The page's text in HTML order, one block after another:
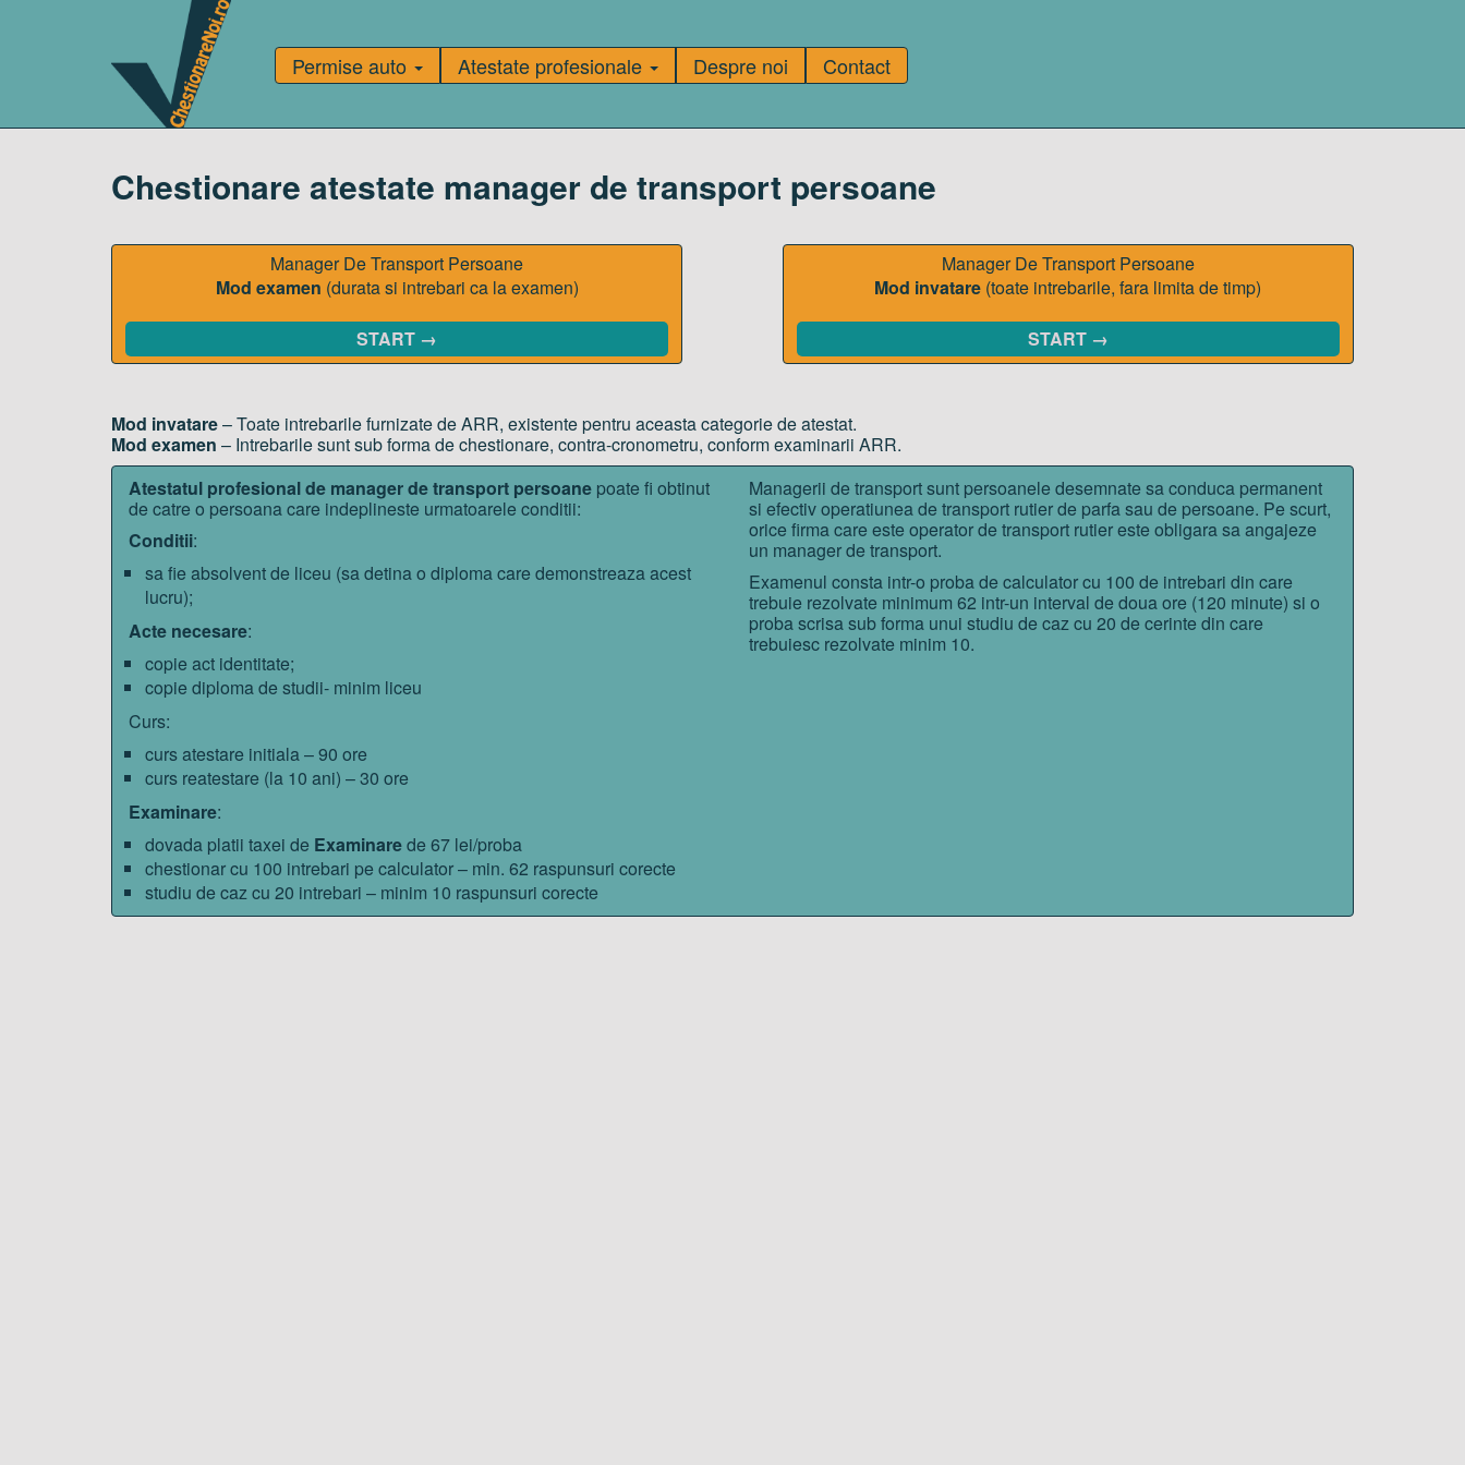
Permise auto Atestate profesionale Despre noi Contact
Chestionare atestate manager de transport persoane
Manager De Transport Persoane
Mod examen (durata si intrebari ca la examen)
START →
Manager De Transport Persoane
Mod invatare (toate intrebarile, fara limita de timp)
START →
Mod invatare– Toate intrebarile furnizate de ARR, existente pentru aceasta categorie de atestat.
Mod examen – Intrebarile sunt sub forma de chestionare, contra-cronometru, conform examinarii ARR.
Atestatul profesional de manager de transport persoane poate fi obtinut
de catre o persoana care indeplineste urmatoarele conditii:
Conditii:
sa fie absolvent de liceu (sa detina o diploma care demonstreaza acest
lucru);
Acte necesare:
copie act identitate;
copie diploma de studii- minim liceu
Curs:
curs atestare initiala – 90 ore
curs reatestare (la 10 ani) – 30 ore
Examinare:
dovada platii taxei de Examinarede 67 lei/proba
chestionar cu 100 intrebari pe calculator – min. 62 raspunsuri corecte
studiu de caz cu 20 intrebari – minim 10 raspunsuri corecte
Managerii de transport sunt persoanele desemnate sa conduca permanent
si efectiv operatiunea de transport rutier de parfa sau de persoane. Pe scurt,
orice firma care este operator de transport rutier este obligara sa angajeze
un manager de transport.
Examenul consta intr-o proba de calculator cu 100 de intrebari din care
trebuie rezolvate minimum 62 intr-un interval de doua ore (120 minute) si o
proba scrisa sub forma unui studiu de caz cu 20 de cerinte din care
trebuiesc rezolvate minim 10.